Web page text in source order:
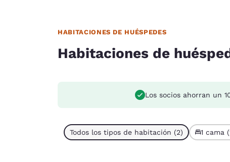
HABITACIONES DE HUÉSPEDES
Habitaciones de
Los socios ahorran un
Todos los tipos de habitación (2) 1 cama